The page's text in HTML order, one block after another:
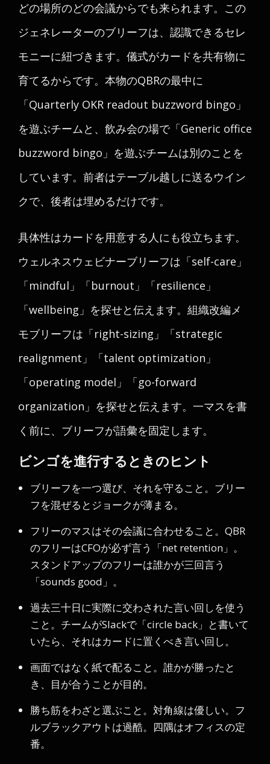
どの場所のどの会議からでも来られます。この
ジェネレーターのブリーフは、認識できるセレ
モニーに紐づきます。儀式がカードを共有物に
育てるからです。本物のQBRの最中に
「Quarterly OKR readout buzzword bingo」
を遊ぶチームと、飲み会の場で「Generic office
buzzword bingo」を遊ぶチームは別のことを
しています。前者はテーブル越しに送るウイン
クで、後者は埋めるだけです。
具体性はカードを用意する人にも役立ちます。
ウェルネスウェビナーブリーフは「self-care」
「mindful」「burnout」「resilience」
「wellbeing」を探せと伝えます。組織改編メ
モブリーフは「right-sizing」「strategic
realignment」「talent optimization」
「operating model」「go-forward
organization」を探せと伝えます。一マスを書
く前に、ブリーフが語彙を固定します。
ビンゴを進行するときのヒント
ブリーフを一つ選び、それを守ること。ブリー
フを混ぜるとジョークが薄まる。
フリーのマスはその会議に合わせること。QBR
のフリーはCFOが必ず言う「net retention」。
スタンドアップのフリーは誰かが三回言う
「sounds good」。
過去三十日に実際に交わされた言い回しを使う
こと。チームがSlackで「circle back」と書いて
いたら、それはカードに置くべき言い回し。
画面ではなく紙で配ること。誰かが勝ったと
き、目が合うことが目的。
勝ち筋をわざと選ぶこと。対角線は優しい。フ
ルブラックアウトは過酷。四隅はオフィスの定
番。